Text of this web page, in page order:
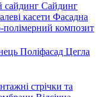
сайдинг Сайдинг
касети Фасадна
полімерний композит
Поліфасад Цегла
стрічки та